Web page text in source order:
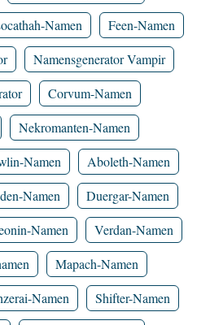
Namen
Feen-Namen
Namensgenerator Vampir
Corvum-Namen
Nekromanten-Namen
Namen
Aboleth-Namen
Namen
Duergar-Namen
Namen
Verdan-Namen
Mapach-Namen
Namen
Shifter-Namen